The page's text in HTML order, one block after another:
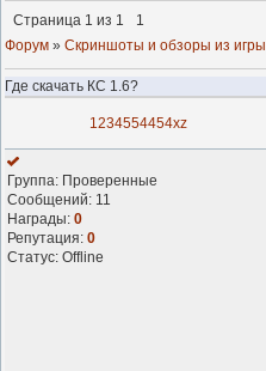
Страница 1 из 1
1
Форум » Скриншоты и обзоры из игры
Где скачать КС 1.6?
1234554454xz
Группа: Проверенные
Сообщений: 11
Награды: 0
Репутация: 0
Статус: Offline